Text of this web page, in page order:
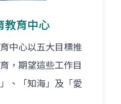
教育中心
中心以五大目標推
，期望這些工作目
、「知海」及「愛